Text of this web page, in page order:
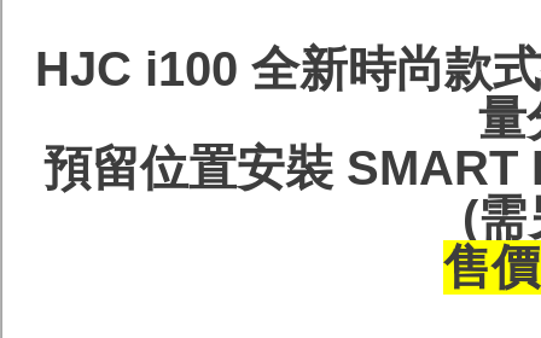
HJC i100 全新時尚款
量
預留位置安裝 SMART
(需
售